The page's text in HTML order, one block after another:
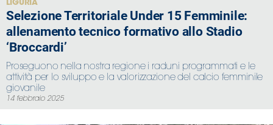
LIGURIA
Selezione Territoriale Under 15 Femminile:
allenamento tecnico formativo allo Stadio
‘Broccardi’
Proseguono nella nostra regione i raduni programmati e le
attività per lo sviluppo e la valorizzazione del calcio femminile
giovanile
14 febbraio 2025